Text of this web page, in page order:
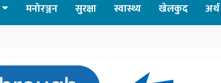
मनोरञ्जन सुरक्षा स्वास्थ्य खेलकुद अर्थ